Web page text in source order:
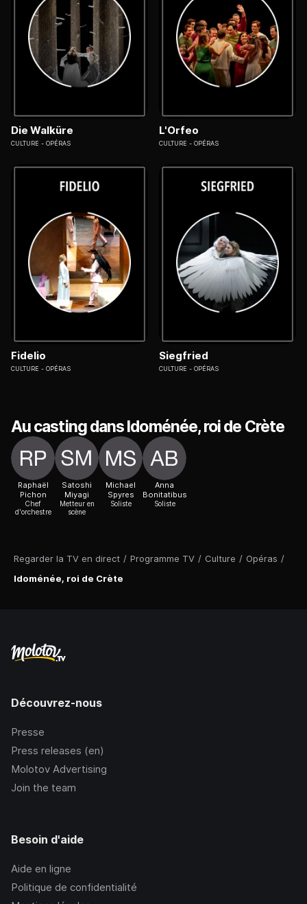
Regarder la TV en direct / Programme TV / Culture / Opéras /
Idoménée, roi de Crète
Die Walküre
CULTURE OPÉRAS
L'Orfeo
CULTURE OPÉRAS
Fidelio
CULTURE OPÉRAS
Siegfried
CULTURE OPÉRAS
Au casting dans Idoménée, roi de Crète
Raphaël
Pichon
Chef
d'orchestre
Satoshi
Miyagi
Metteur en
scène
Michael
Spyres
Soliste
Anna
Bonitatibus
Soliste
Découvrez-nous
Presse
Press releases (en)
Molotov Advertising
Join the team
Besoin d'aide
Aide en ligne
Politique de confidentialité